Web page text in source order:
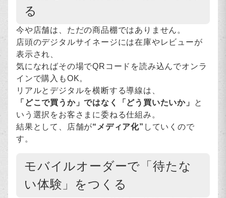
る
今や店舗は、ただの商品棚ではありません。
店頭のデジタルサイネージには在庫やレビューが
表示され、
気になればその場でQRコードを読み込んでオンラ
インで購入もOK。
リアルとデジタルを横断する導線は、
「どこで買うか」ではなく「どう買いたいか」
と
いう選択をお客さまに委ねる仕組み。
結果として、店舗が“メディア化” していくので
す。
モバイルオーダーで「待たな
い体験」をつくる